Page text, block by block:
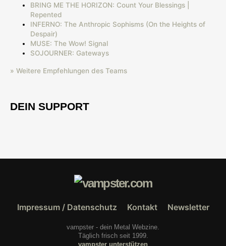
BRING ME THE HORIZON: Count Your Blessings |
Repented
INFERNO: The Anthropic Sophisms (On the Heights of
Despair)
MUSE: The Wow! Signal
SOJOURNER: Gateways
» Weitere Empfehlungen des Teams
DEIN SUPPORT
Impressum / Datenschutz Kontakt Newsletter
vampster - dein Metal Webzine.
Täglich frisch seit 1999.
vampster unterstützen